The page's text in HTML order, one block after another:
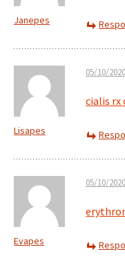
Janepes
Lisapes
05/10/
cialis rx
Evapes
05/10/